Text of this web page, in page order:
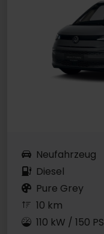
Neufahrzeug
Diesel
Pure Grey
10 km
110 kW / 150 PS